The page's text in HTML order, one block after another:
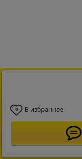
0 В избранное